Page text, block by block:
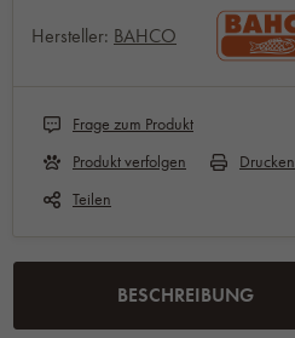
Hersteller: BAHCO
Frage zum Produkt
Produkt verfolgen
Drucken
Teilen
BESCHREIBUNG